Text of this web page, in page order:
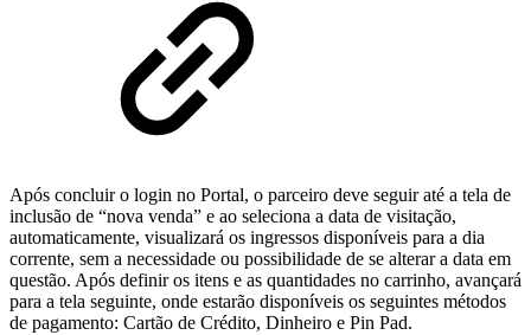
Após concluir o login no Portal, o parceiro deve seguir até a tela de
inclusão de “nova venda” e ao seleciona a data de visitação,
automaticamente, visualizará os ingressos disponíveis para a dia
corrente, sem a necessidade ou possibilidade de se alterar a data em
questão. Após definir os itens e as quantidades no carrinho, avançará
para a tela seguinte, onde estarão disponíveis os seguintes métodos
de pagamento: Cartão de Crédito, Dinheiro e Pin Pad.